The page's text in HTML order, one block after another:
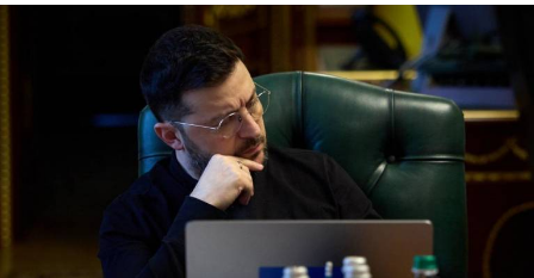
#боротьба
корупцією
#ДФС #Київ #коронавірус